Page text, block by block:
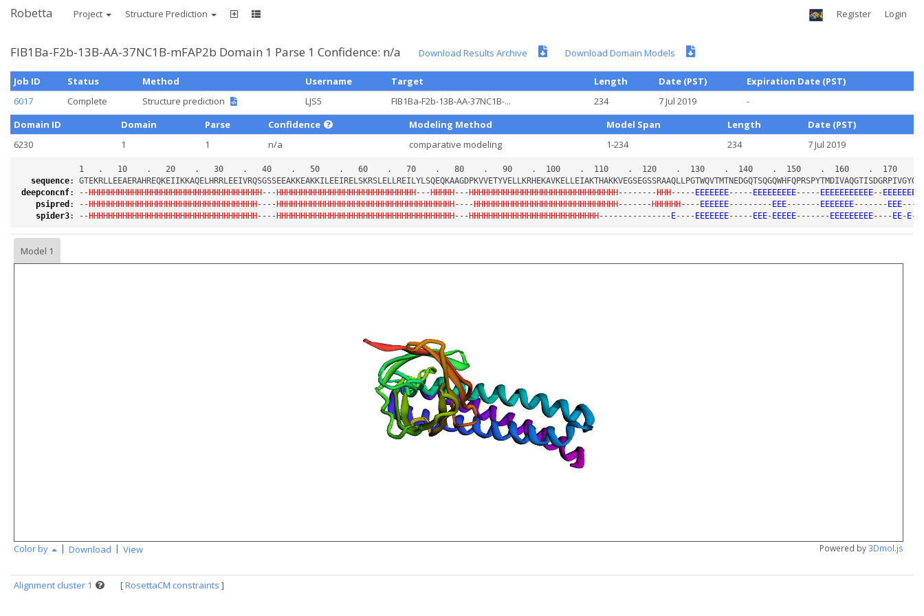
Robetta Project Structure Prediction Register Login
FIB1Ba-F2b-13B-AA-37NC1B-mFAP2b Domain 1 Parse 1 Confidence: n/a Download Results Archive Download Domain Models
Job ID Status Method Username Target Length Date (PST)
Expiration Date (PST)
6017
Complete Structure prediction LJS5 FIB1Ba-F2b-13B-AA-37NC1B-... 234 7 Jul 2019
-
Domain ID
Domain Parse Confidence Modeling Method Model Span Length
Date (PST)
6230
1 1 n/a comparative modeling 1-234 234 7 Jul 2019
sequence:
deepconcnf: --HHHHHHHHHHHHHHHHHHHHHHHHHHHHHHHHHHHH---HHHHHHHHHHHHHHHHHHHHHHHHHHHHH---HHHHH---HHHHHHHHHHHHHHHHHHHHHHHHHHHHHHH--------HHH-----EEEEEEE-----EEEEEEEEE-----EEEEEEEEEEE--
psipred : --HHHHHHHHHHHHHHHHHHHHHHHHHHHHHHHHHHH----HHHHHHHHHHHHHHHHHHHHHHHHHHHHHHHHHHHHH----HHHHHHHHHHHHHHHHHHHHHHHHHHHHHH-------HHHHHH----EEEEEE---------EEE-------EEEEEEE-------EEE
spider3: --HHHHHHHHHHHHHHHHHHHHHHHHHHHHHHHHHHH----HHHHHHHHHHHHHHHHHHHHHHHHHHHHHHHHHHHHH---HHHHHHHHHHHHHHHHHHHHHHHHHHH---------------E----EEEEEEE-----EEE-EEEEE-------EEEEEEEEE----EE-E-
Model 1
Color by | Download | View Powered by3Dmol.js
Alignment cluster 1 [RosettaCM constraints ]